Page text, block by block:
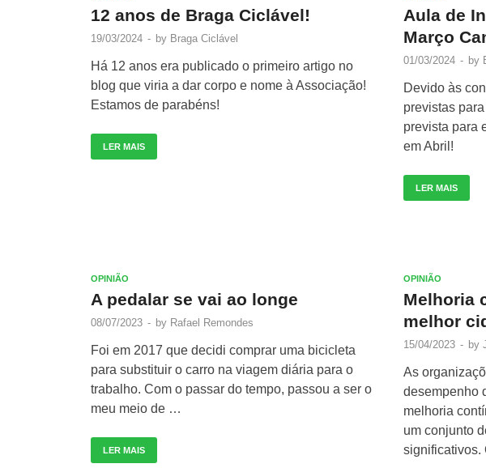
12 anos de Braga Ciclável!
19/03/2024 - by Braga Ciclável
Há 12 anos era publicado o primeiro artigo no
blog que viria a dar corpo e nome à Associação!
Estamos de parabéns!
LER MAIS
Aula de
Março
01/03/2024 - by
Devido às
previstas
prevista para
em Abril!
LER MAIS
OPINIÃO
A pedalar se vai ao longe
08/07/2023 - by Rafael Remondes
Foi em 2017 que decidi comprar uma bicicleta
para substituir o carro na viagem diária para o
trabalho. Com o passar do tempo, passou a ser o
meu meio de …
LER MAIS
OPINIÃO
Melhoria
melhor
15/04/2023 - by
As
desempenho
melhoria
um conjunto
significativos.